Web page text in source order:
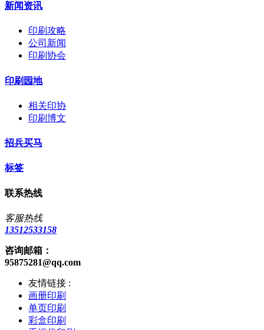
新闻资讯
印刷攻略
公司新闻
印刷协会
印刷园地
相关印协
印刷博文
招兵买马
标签
联系热线
客服热线
13512533158
咨询邮箱：
95875281@qq.com
友情链接 :
画册印刷
单页印刷
彩盒印刷